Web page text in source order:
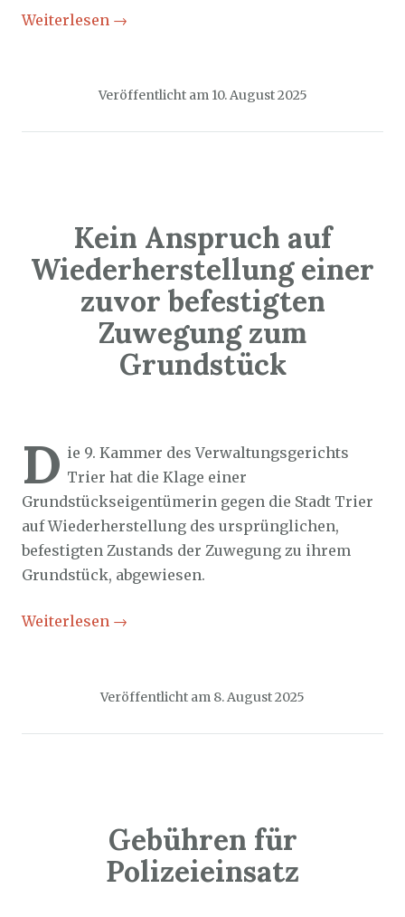
Weiterlesen →
Veröffentlicht am 10. August 2025
Kein Anspruch auf
Wiederherstellung einer
zuvor befestigten
Zuwegung zum
Grundstück
D ie 9. Kammer des Verwaltungsgerichts
Trier hat die Klage einer
Grundstückseigentümerin gegen die Stadt Trier
auf Wiederherstellung des ursprünglichen,
befestigten Zustands der Zuwegung zu ihrem
Grundstück, abgewiesen.
Weiterlesen →
Veröffentlicht am 8. August 2025
Gebühren für
Polizeieinsatz